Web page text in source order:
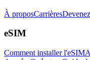
À proposCarrières
eSIM
Comment installer l'eSIM